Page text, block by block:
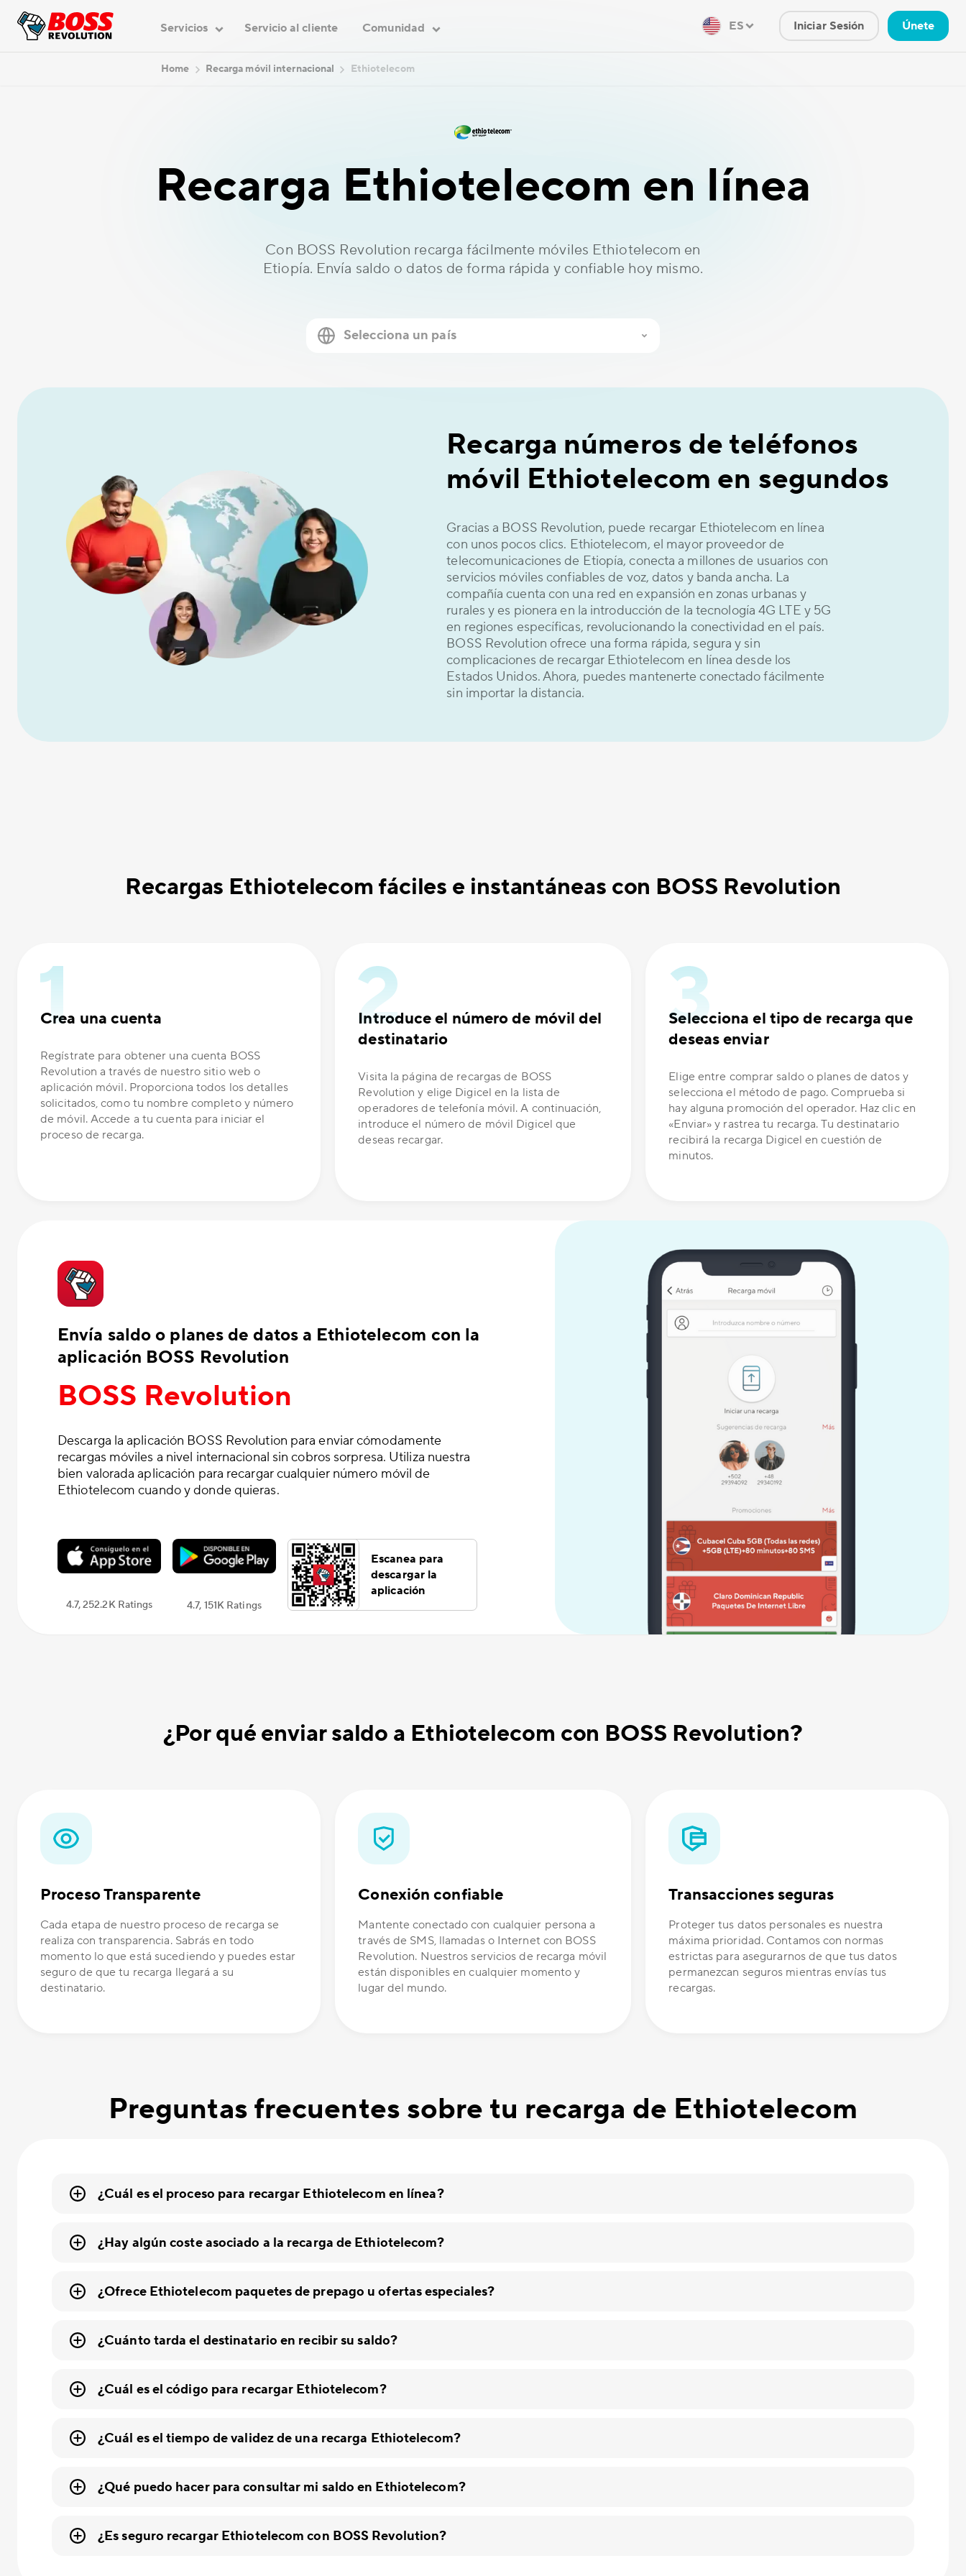
Servicios Servicio al cliente Comunidad ES Iniciar Sesión Únete
Home Recarga móvil internacional Ethiotelecom
Recarga Ethiotelecom en línea
Con BOSS Revolution recarga fácilmente móviles Ethiotelecom en
Etiopía. Envía saldo o datos de forma rápida y confiable hoy mismo.
Recarga números de teléfonos
móvil Ethiotelecom en segundos
Gracias a BOSS Revolution, puede recargar Ethiotelecom en línea
con unos pocos clics. Ethiotelecom, el mayor proveedor de
telecomunicaciones de Etiopía, conecta a millones de usuarios con
servicios móviles confiables de voz, datos y banda ancha. La
compañía cuenta con una red en expansión en zonas urbanas y
rurales y es pionera en la introducción de la tecnología 4G LTE y 5G
en regiones específicas, revolucionando la conectividad en el país.
BOSS Revolution ofrece una forma rápida, segura y sin
complicaciones de recargar Ethiotelecom en línea desde los
Estados Unidos. Ahora, puedes mantenerte conectado fácilmente
sin importar la distancia.
Recargas Ethiotelecom fáciles e instantáneas con BOSS Revolution
Crea una cuenta
Regístrate para obtener una cuenta BOSS
Revolution a través de nuestro sitio web o
aplicación móvil. Proporciona todos los detalles
solicitados, como tu nombre completo y número
de móvil. Accede a tu cuenta para iniciar el
proceso de recarga.
Introduce el número de móvil del
destinatario
Visita la página de recargas de BOSS
Revolution y elige Digicel en la lista de
operadores de telefonía móvil. A continuación,
introduce el número de móvil Digicel que
deseas recargar.
Selecciona el tipo de recarga que
deseas enviar
Elige entre comprar saldo o planes de datos y
selecciona el método de pago. Comprueba si
hay alguna promoción del operador. Haz clic en
«Enviar» y rastrea tu recarga. Tu destinatario
recibirá la recarga Digicel en cuestión de
minutos.
Envía saldo o planes de datos a Ethiotelecom con la
aplicación BOSS Revolution
BOSS Revolution
Descarga la aplicación BOSS Revolution para enviar cómodamente
recargas móviles a nivel internacional sin cobros sorpresa. Utiliza nuestra
bien valorada aplicación para recargar cualquier número móvil de
Ethiotelecom cuando y donde quieras.
4.7, 252.2K Ratings 4.7, 151K Ratings
Escanea para
descargar la
aplicación
¿Por qué enviar saldo a Ethiotelecom con BOSS Revolution?
Proceso Transparente
Cada etapa de nuestro proceso de recarga se
realiza con transparencia. Sabrás en todo
momento lo que está sucediendo y puedes estar
seguro de que tu recarga llegará a su
destinatario.
Conexión confiable
Mantente conectado con cualquier persona a
través de SMS, llamadas o Internet con BOSS
Revolution. Nuestros servicios de recarga móvil
están disponibles en cualquier momento y
lugar del mundo.
Transacciones seguras
Proteger tus datos personales es nuestra
máxima prioridad. Contamos con normas
estrictas para asegurarnos de que tus datos
permanezcan seguros mientras envías tus
recargas.
Preguntas frecuentes sobre tu recarga de Ethiotelecom
¿Cuál es el proceso para recargar Ethiotelecom en línea?
¿Hay algún coste asociado a la recarga de Ethiotelecom?
¿Ofrece Ethiotelecom paquetes de prepago u ofertas especiales?
¿Cuánto tarda el destinatario en recibir su saldo?
¿Cuál es el código para recargar Ethiotelecom?
¿Cuál es el tiempo de validez de una recarga Ethiotelecom?
¿Qué puedo hacer para consultar mi saldo en Ethiotelecom?
¿Es seguro recargar Ethiotelecom con BOSS Revolution?